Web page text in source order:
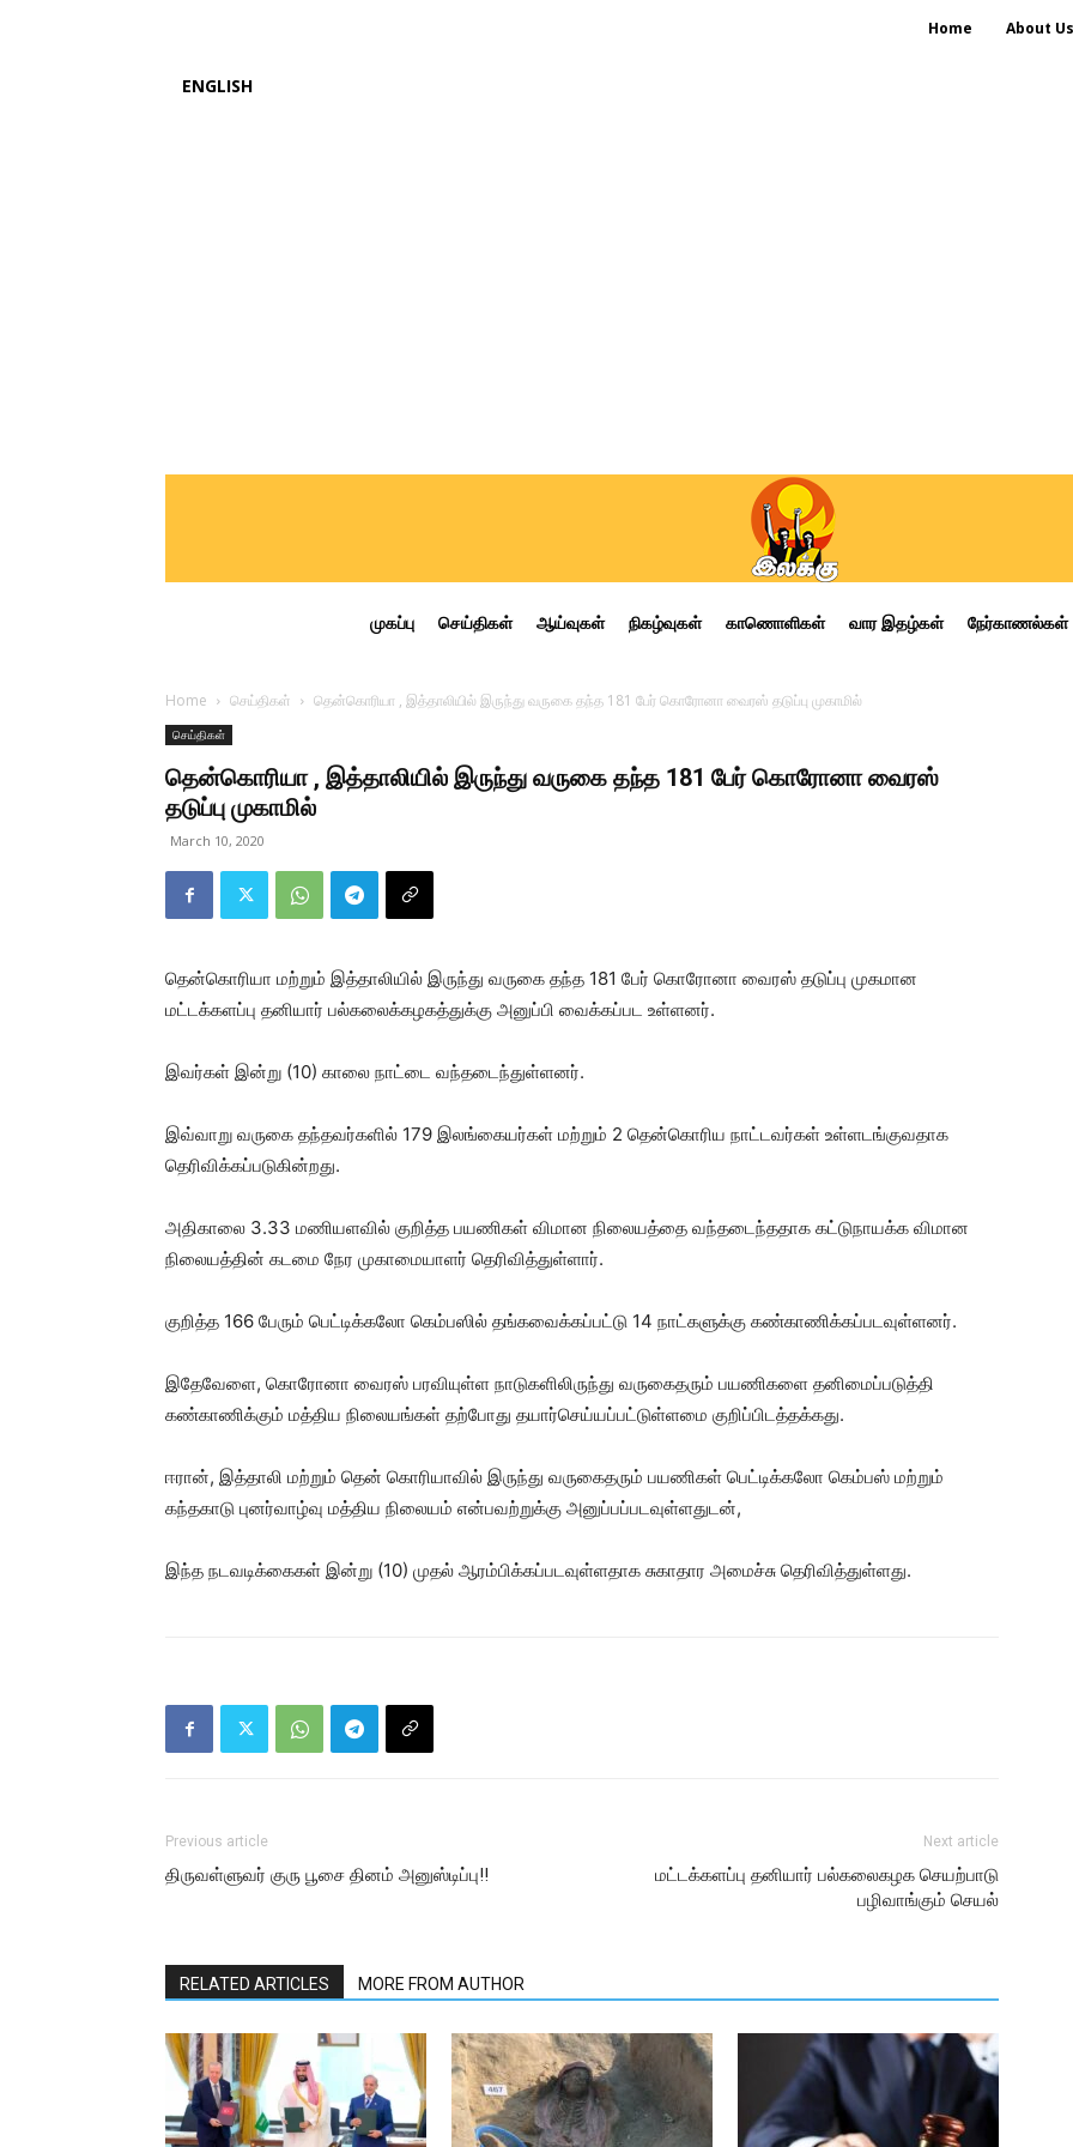
Home About Us
ENGLISH
முகப்பு செய்திகள் ஆய்வுகள் நிகழ்வுகள் காணொளிகள் வார இதழ்கள் நேர்காணல்கள்
Home செய்திகள் தென்கொரியா , இத்தாலியில் இருந்து வருகை தந்த 181 பேர் கொரோனா வைரஸ் தடுப்பு முகாமில்
செய்திகள்
தென்கொரியா , இத்தாலியில் இருந்து வருகை தந்த 181 பேர் கொரோனா வைரஸ்
தடுப்பு முகாமில்
March 10, 2020
தென்கொரியா மற்றும் இத்தாலியில் இருந்து வருகை தந்த 181 பேர் கொரோனா வைரஸ் தடுப்பு முகமான
மட்டக்களப்பு தனியார் பல்கலைக்கழகத்துக்கு அனுப்பி வைக்கப்பட உள்ளனர்.
இவர்கள் இன்று (10) காலை நாட்டை வந்தடைந்துள்ளனர்.
இவ்வாறு வருகை தந்தவர்களில் 179 இலங்கையர்கள் மற்றும் 2 தென்கொரிய நாட்டவர்கள் உள்ளடங்குவதாக
தெரிவிக்கப்படுகின்றது.
அதிகாலை 3.33 மணியளவில் குறித்த பயணிகள் விமான நிலையத்தை வந்தடைந்ததாக கட்டுநாயக்க விமான
நிலையத்தின் கடமை நேர முகாமையாளர் தெரிவித்துள்ளார்.
குறித்த 166 பேரும் பெட்டிக்கலோ கெம்பஸில் தங்கவைக்கப்பட்டு 14 நாட்களுக்கு கண்காணிக்கப்படவுள்ளனர்.
இதேவேளை, கொரோனா வைரஸ் பரவியுள்ள நாடுகளிலிருந்து வருகைதரும் பயணிகளை தனிமைப்படுத்தி
கண்காணிக்கும் மத்திய நிலையங்கள் தற்போது தயார்செய்யப்பட்டுள்ளமை குறிப்பிடத்தக்கது.
ஈரான், இத்தாலி மற்றும் தென் கொரியாவில் இருந்து வருகைதரும் பயணிகள் பெட்டிக்கலோ கெம்பஸ் மற்றும்
கந்தகாடு புனர்வாழ்வு மத்திய நிலையம் என்பவற்றுக்கு அனுப்பப்படவுள்ளதுடன்,
இந்த நடவடிக்கைகள் இன்று (10) முதல் ஆரம்பிக்கப்படவுள்ளதாக சுகாதார அமைச்சு தெரிவித்துள்ளது.
Previous article
திருவள்ளுவர் குரு பூசை தினம் அனுஸ்டிப்பு!!
Next article
மட்டக்களப்பு தனியார் பல்கலைகழக செயற்பாடு
பழிவாங்கும் செயல்
RELATED ARTICLES MORE FROM AUTHOR